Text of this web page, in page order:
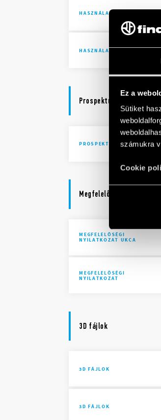
Ez a
Sütiket
számukra
Cookie
HASZNÁLATI UTASÍTÁSOK
HASZNÁLATI UTASÍTÁSOK
Prospektusok
PROSPEKTUSOK
Megfelelőségi nyilatkozat
MEGFELELŐSÉGI
NYILATKOZAT UKCA
MEGFELELŐSÉGI
NYILATKOZAT
3D fájlok
3D FÁJLOK
3D FÁJLOK